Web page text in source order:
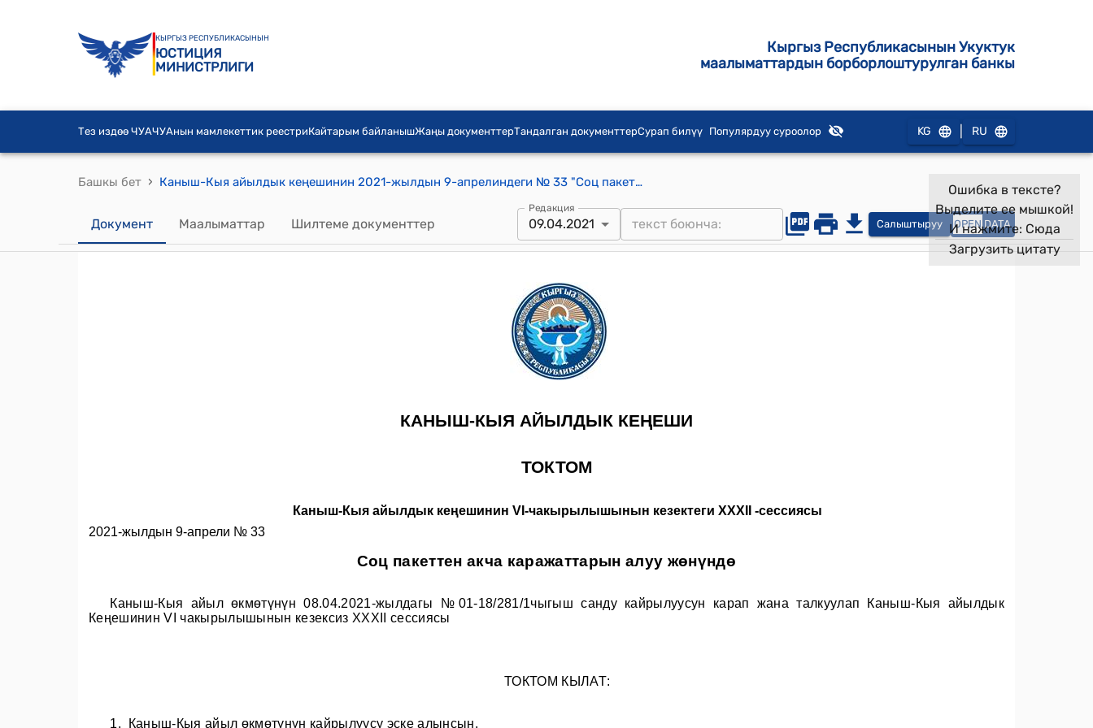
КЫРГЫЗ РЕСПУБЛИКАСЫНЫН
ЮСТИЦИЯ
МИНИСТРЛИГИ
Кыргыз Республикасынын Укуктук
маалыматтардын борборлоштурулган банкы
Тез издөө ЧУАЧУАнын мамлекеттик реестриКайтарым байланышЖаңы документтерТандалган документтерСурап билүү Популярдуу суроолор KG RU
Башкы бет › Каныш-Кыя айылдык кеңешинин 2021-жылдын 9-апрелиндеги № 33 "Соц пакеттен акча каражаттарын алуу жөнүндө" токтому
Документ Маалыматтар Шилтеме документтер
Редакция
09.04.2021 Салыштыруу OPEN DATA
Ошибка в тексте?
Выделите ее мышкой!
И нажмите: Сюда
Загрузить цитату